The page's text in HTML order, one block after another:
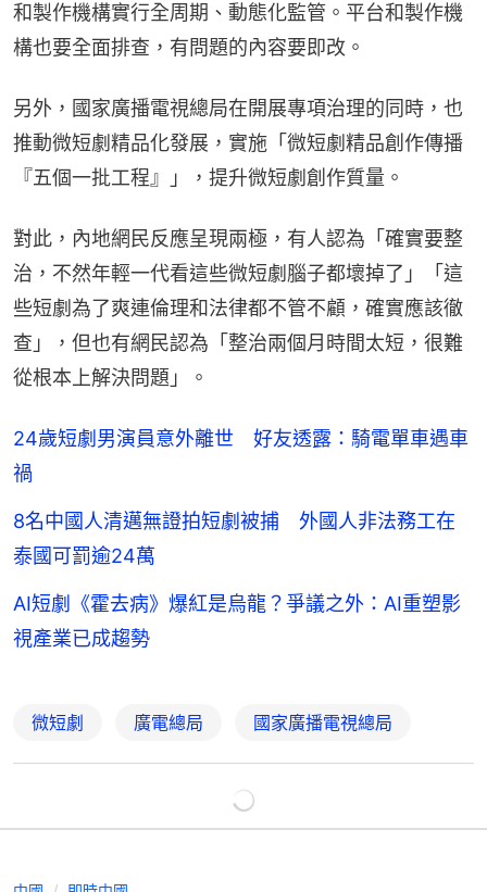
和製作機構實行全周期、動態化監管。平台和製作機
構也要全面排查，有問題的內容要即改。
另外，國家廣播電視總局在開展專項治理的同時，也
推動微短劇精品化發展，實施「微短劇精品創作傳播
『五個一批工程』」，提升微短劇創作質量。
對此，內地網民反應呈現兩極，有人認為「確實要整
治，不然年輕一代看這些微短劇腦子都壞掉了」「這
些短劇為了爽連倫理和法律都不管不顧，確實應該徹
查」，但也有網民認為「整治兩個月時間太短，很難
從根本上解決問題」。
24歲短劇男演員意外離世 好友透露：騎電單車遇車
禍
8名中國人清邁無證拍短劇被捕 外國人非法務工在
泰國可罰逾24萬
AI短劇《霍去病》爆紅是烏龍？爭議之外：AI重塑影
視產業已成趨勢
微短劇 廣電總局 國家廣播電視總局